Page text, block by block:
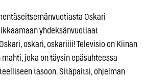
Oskari
yhdeksänvuotiaat
oskari, oskariiii! Televisio on Kiinan
joka on täysin epäsuhteessa
tasoon. Sitäpaitsi, ohjelman